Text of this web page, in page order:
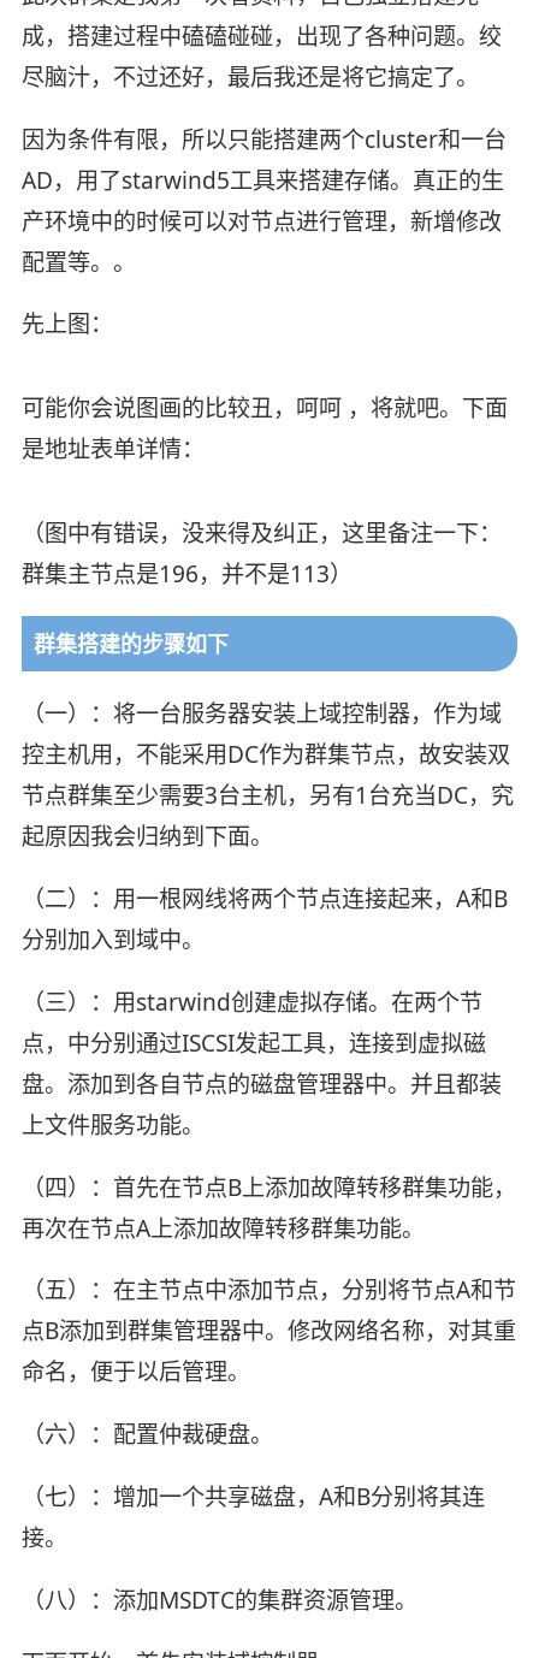
成，搭建过程中磕磕碰碰，出现了各种问题。绞
尽脑汁，不过还好，最后我还是将它搞定了。
因为条件有限，所以只能搭建两个cluster和一台
AD，用了starwind5工具来搭建存储。真正的生
产环境中的时候可以对节点进行管理，新增修改
配置等。。
先上图：
可能你会说图画的比较丑，呵呵 ，将就吧。下面
是地址表单详情：
（图中有错误，没来得及纠正，这里备注一下：
群集主节点是196，并不是113）
群集搭建的步骤如下
（一）：将一台服务器安装上域控制器，作为域
控主机用，不能采用DC作为群集节点，故安装双
节点群集至少需要3台主机，另有1台充当DC，究
起原因我会归纳到下面。
（二）：用一根网线将两个节点连接起来，A和B
分别加入到域中。
（三）：用starwind创建虚拟存储。在两个节
点，中分别通过ISCSI发起工具，连接到虚拟磁
盘。添加到各自节点的磁盘管理器中。并且都装
上文件服务功能。
（四）：首先在节点B上添加故障转移群集功能，
再次在节点A上添加故障转移群集功能。
（五）：在主节点中添加节点，分别将节点A和节
点B添加到群集管理器中。修改网络名称，对其重
命名，便于以后管理。
（六）：配置仲裁硬盘。
（七）：增加一个共享磁盘，A和B分别将其连
接。
（八）：添加MSDTC的集群资源管理。